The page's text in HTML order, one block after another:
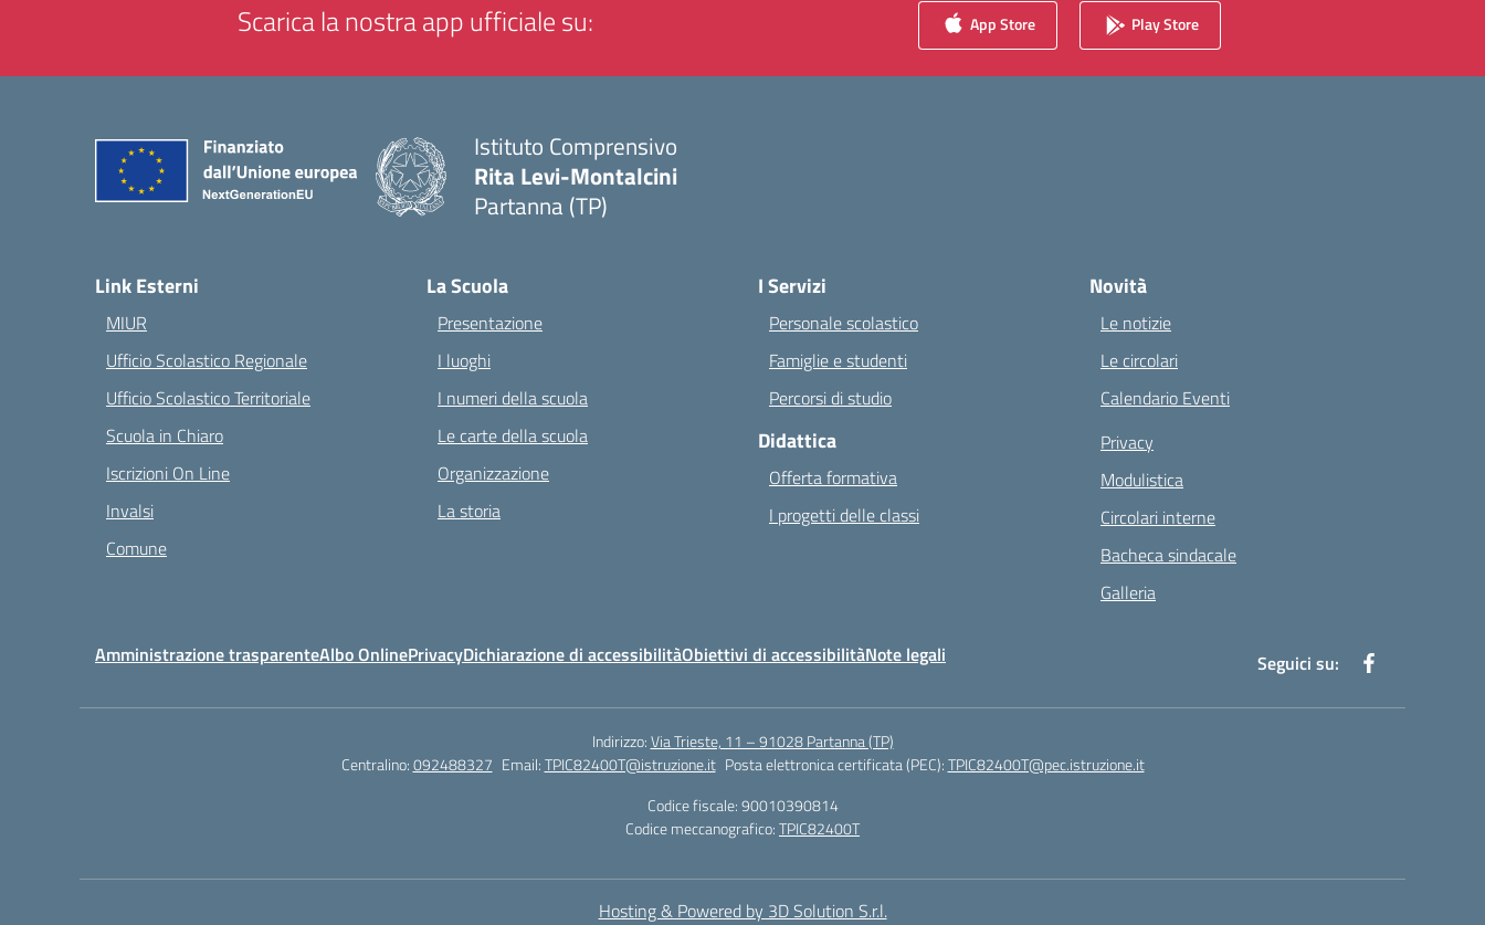
Scarica la nostra app ufficiale su: App Store Play Store
Istituto Comprensivo
Rita Levi-Montalcini
Partanna (TP)
Link Esterni
MIUR
Ufficio Scolastico Regionale
Ufficio Scolastico Territoriale
Scuola in Chiaro
Iscrizioni On Line
Invalsi
Comune
La Scuola
Presentazione
I luoghi
I numeri della scuola
Le carte della scuola
Organizzazione
La storia
I Servizi
Personale scolastico
Famiglie e studenti
Percorsi di studio
Didattica
Offerta formativa
I progetti delle classi
Novità
Le notizie
Le circolari
Calendario Eventi
Privacy
Modulistica
Circolari interne
Bacheca sindacale
Galleria
Amministrazione trasparenteAlbo OnlinePrivacyDichiarazione di accessibilitàObiettivi di accessibilitàNote legali Seguici su:
Indirizzo:Via Trieste, 11 – 91028 Partanna (TP)
Centralino:092488327 Email:TPIC82400T@istruzione.it Posta elettronica certificata (PEC):TPIC82400T@pec.istruzione.it
Codice fiscale: 90010390814
Codice meccanografico:TPIC82400T
Hosting & Powered by 3D Solution S.r.l.